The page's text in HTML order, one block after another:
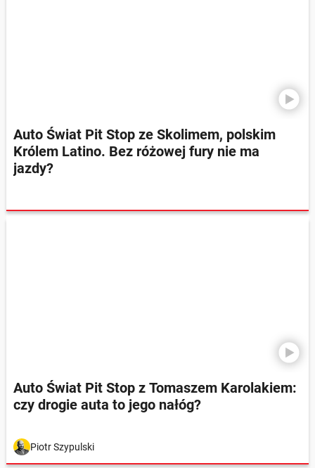
Auto Świat Pit Stop ze Skolimem, polskim
Królem Latino. Bez różowej fury nie ma
jazdy?
Auto Świat Pit Stop z Tomaszem Karolakiem:
czy drogie auta to jego nałóg?
Piotr Szypulski